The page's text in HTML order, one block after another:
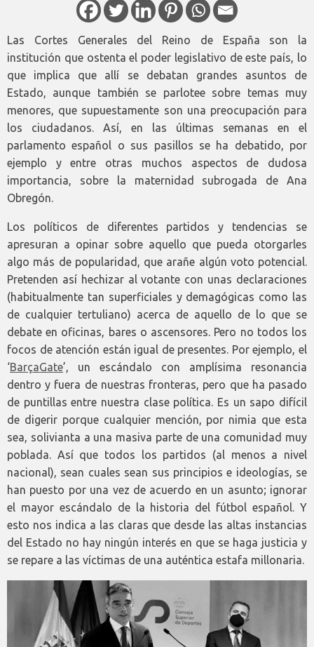
Las Cortes Generales del Reino de España son la
institución que ostenta el poder legislativo de este país, lo
que implica que allí se debatan grandes asuntos de
Estado, aunque también se parlotee sobre temas muy
menores, que supuestamente son una preocupación para
los ciudadanos. Así, en las últimas semanas en el
parlamento español o sus pasillos se ha debatido, por
ejemplo y entre otras muchos aspectos de dudosa
importancia, sobre la maternidad subrogada de Ana
Obregón.
Los políticos de diferentes partidos y tendencias se
apresuran a opinar sobre aquello que pueda otorgarles
algo más de popularidad, que arañe algún voto potencial.
Pretenden así hechizar al votante con unas declaraciones
(habitualmente tan superficiales y demagógicas como las
de cualquier tertuliano) acerca de aquello de lo que se
debate en oficinas, bares o ascensores. Pero no todos los
focos de atención están igual de presentes. Por ejemplo, el
‘BarçaGate’, un escándalo con amplísima resonancia
dentro y fuera de nuestras fronteras, pero que ha pasado
de puntillas entre nuestra clase política. Es un sapo difícil
de digerir porque cualquier mención, por nimia que esta
sea, solivianta a una masiva parte de una comunidad muy
poblada. Así que todos los partidos (al menos a nivel
nacional), sean cuales sean sus principios e ideologías, se
han puesto por una vez de acuerdo en un asunto; ignorar
el mayor escándalo de la historia del fútbol español. Y
esto nos indica a las claras que desde las altas instancias
del Estado no hay ningún interés en que se haga justicia y
se repare a las víctimas de una auténtica estafa millonaria.